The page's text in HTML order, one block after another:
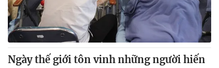
VTV4 Vươn mình bằng AI
VTV9 VTV8
Ngày thế giới tôn vinh những người hiến